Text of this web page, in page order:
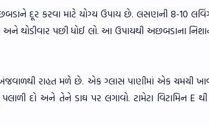
દૂર કરવા માટે યોગ્ય ઉપાય છે. લસણની 8-10
થોડીવાર પછી ધોઈ લો. આ ઉપાયથી અછબડાના
રાહત મળે છે. એક ગ્લાસ પાણીમાં એક ચમચી
દો અને તેને ડાઘ પર લગાવો. ટામેટા વિટામિન